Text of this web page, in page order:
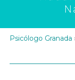
Psicólogo Granada